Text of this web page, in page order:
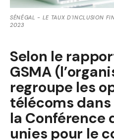
SÉNÉGAL - LE TAUX D'INCLUSION
2023
Selon le
GSMA
regroupe les
télécoms
la Conférence
unies pour le